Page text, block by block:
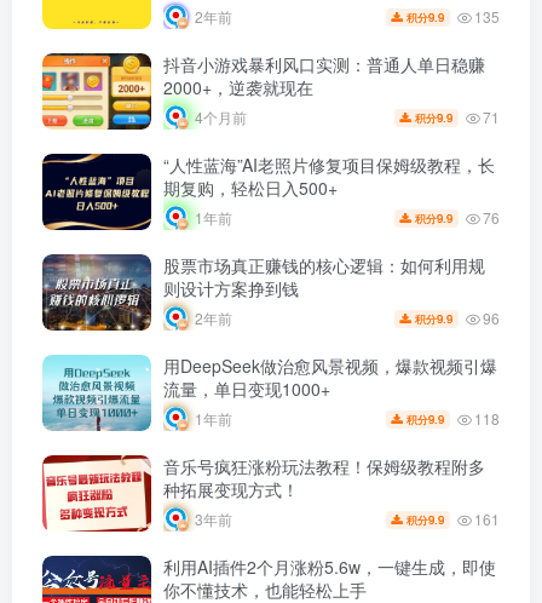
2年前 积分9.9 135
抖音小游戏暴利风口实测：普通人单日稳赚
2000+，逆袭就现在
4个月前 积分9.9 71
“人性蓝海”AI老照片修复项目保姆级教程，长
期复购，轻松日入500+
1年前 积分9.9 76
股票市场真正赚钱的核心逻辑：如何利用规
则设计方案挣到钱
2年前 积分9.9 96
用DeepSeek做治愈风景视频，爆款视频引爆
流量，单日变现1000+
1年前 积分9.9 118
音乐号疯狂涨粉玩法教程！保姆级教程附多
种拓展变现方式！
3年前 积分9.9 161
利用AI插件2个月涨粉5.6w，一键生成，即使
你不懂技术，也能轻松上手